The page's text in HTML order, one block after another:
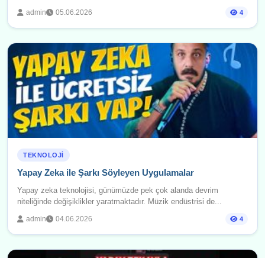
admin 05.06.2026 4
TEKNOLOJI
Yapay Zeka ile Şarkı Söyleyen Uygulamalar
Yapay zeka teknolojisi, günümüzde pek çok alanda devrim
niteliğinde değişiklikler yaratmaktadır. Müzik endüstrisi de...
admin 04.06.2026 4